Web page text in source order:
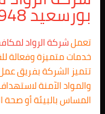
بورسعيد 01025257948
تعملشركة الرواد
خدمات متميزة وفعالة
تتميز الشركة بفريق
والمواد الآمنة
المساس بالبيئة أو صحة